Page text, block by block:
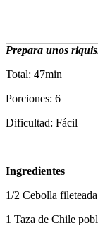
Prepara unos
Total: 47min
Porciones: 6
Dificultad: Fácil
Ingredientes
1/2 Cebolla fileteada
1 Taza de Chile